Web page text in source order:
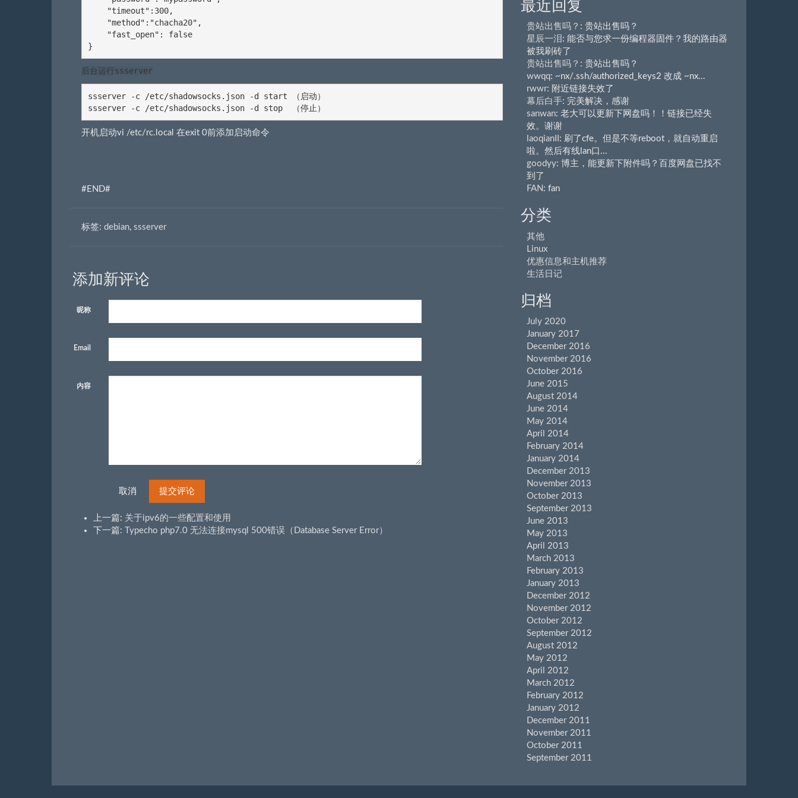
    "timeout":300,
    "method":"chacha20",
    "fast_open": false
}
后台运行ssserver
ssserver -c /etc/shadowsocks.json -d start （启动）
ssserver -c /etc/shadowsocks.json -d stop  （停止）
开机启动vi /etc/rc.local 在exit 0前添加启动命令
#END#
标签: debian, ssserver
添加新评论
昵称
Email
内容
取消 提交评论
上一篇: 关于ipv6的一些配置和使用
下一篇:
Typecho php7.0 无法连接mysql 500错误（Database Server Error）
最近回复
贵站出售吗？ : 贵站出售吗？
星辰一泪 : 能否与您求一份编程器固件？我的路由器
被我刷砖了
贵站出售吗？ : 贵站出售吗？
wwqq: ~nx/.ssh/authorized_keys2 改成 ~nx...
rwwr: 附近链接失效了
幕后白手: 完美解决，感谢
sanwan: 老大可以更新下网盘吗！！链接已经失
效。谢谢
laoqianII : 刷了cfe。但是不等reboot，就自动重启
啦。然后有线lan口...
goodyy: 博主，能更新下附件吗？百度网盘已找不
到了
FAN : fan
分类
其他
Linux
优惠信息和主机推荐
生活日记
归档
July 2020
January 2017
December 2016
November 2016
October 2016
June 2015
August 2014
June 2014
May 2014
April 2014
February 2014
January 2014
December 2013
November 2013
October 2013
September 2013
June 2013
May 2013
April 2013
March 2013
February 2013
January 2013
December 2012
November 2012
October 2012
September 2012
August 2012
May 2012
April 2012
March 2012
February 2012
January 2012
December 2011
November 2011
October 2011
September 2011